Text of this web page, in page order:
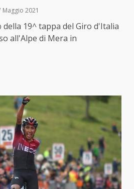
Maggio 2021
19^ tappa del Giro d'Italia
all'Alpe di Mera in